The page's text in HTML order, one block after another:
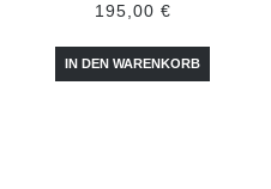
195,00 €
IN DEN WARENKORB